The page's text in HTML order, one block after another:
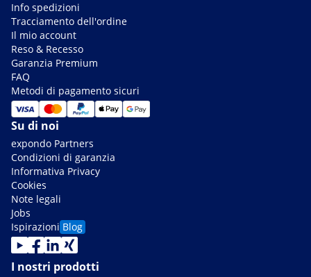
Info spedizioni
Tracciamento dell'ordine
Il mio account
Reso & Recesso
Garanzia Premium
FAQ
Metodi di pagamento sicuri
Su di noi
expondo Partners
Condizioni di garanzia
Informativa Privacy
Cookies
Note legali
Jobs
Ispirazioni Blog
I nostri prodotti